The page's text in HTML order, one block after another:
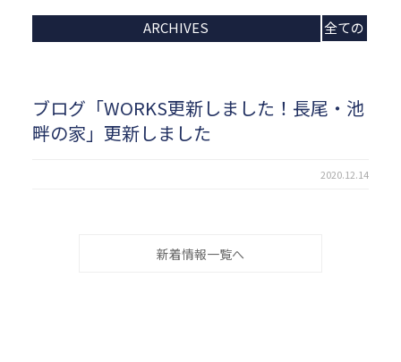
ARCHIVES
全ての
ブログ「WORKS更新しました！長尾・池
畔の家」更新しました
2020.12.14
新着情報一覧へ